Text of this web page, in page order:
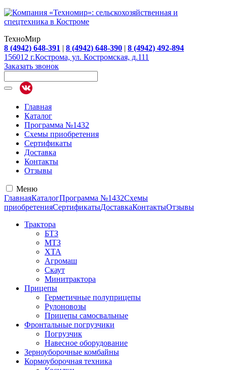
ТехноМир
8 (4942) 648-391 | 8 (4942) 648-390 | 8 (4942) 492-894
156012 г.Кострома, ул. Костромская, д.111
Заказать звонок
Главная
Каталог
Программа №1432
Схемы приобретения
Сертификаты
Доставка
Контакты
Отзывы
Меню
ГлавнаяКаталогПрограмма №1432Схемы
приобретенияСертификатыДоставкаКонтактыОтзывы
Трактора
БТЗ
МТЗ
ХТА
Агромаш
Скаут
Минитрактора
Прицепы
Герметичные полуприцепы
Рулоновозы
Прицепы самосвальные
Фронтальные погрузчики
Погрузчик
Навесное оборудование
Зерноуборочные комбайны
Кормоуборочная техника